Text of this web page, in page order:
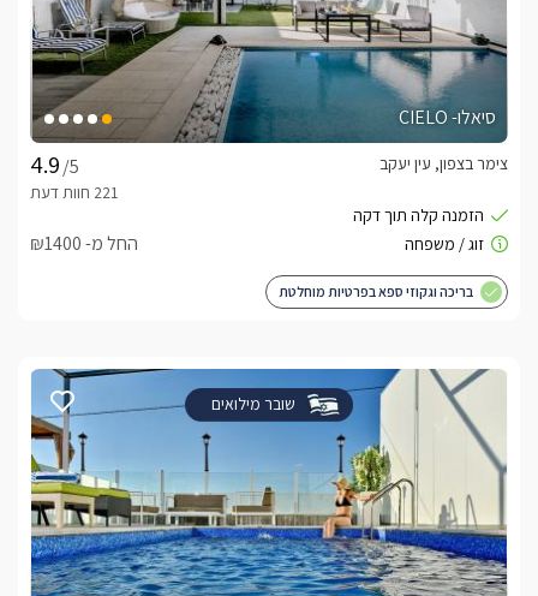
סיאלו- CIELO
/5
צימר בצפון, עין יעקב
החל מ- ₪1400
בריכה וגקוזי ספא בפרטיות מוחלטת
שובר מילואים